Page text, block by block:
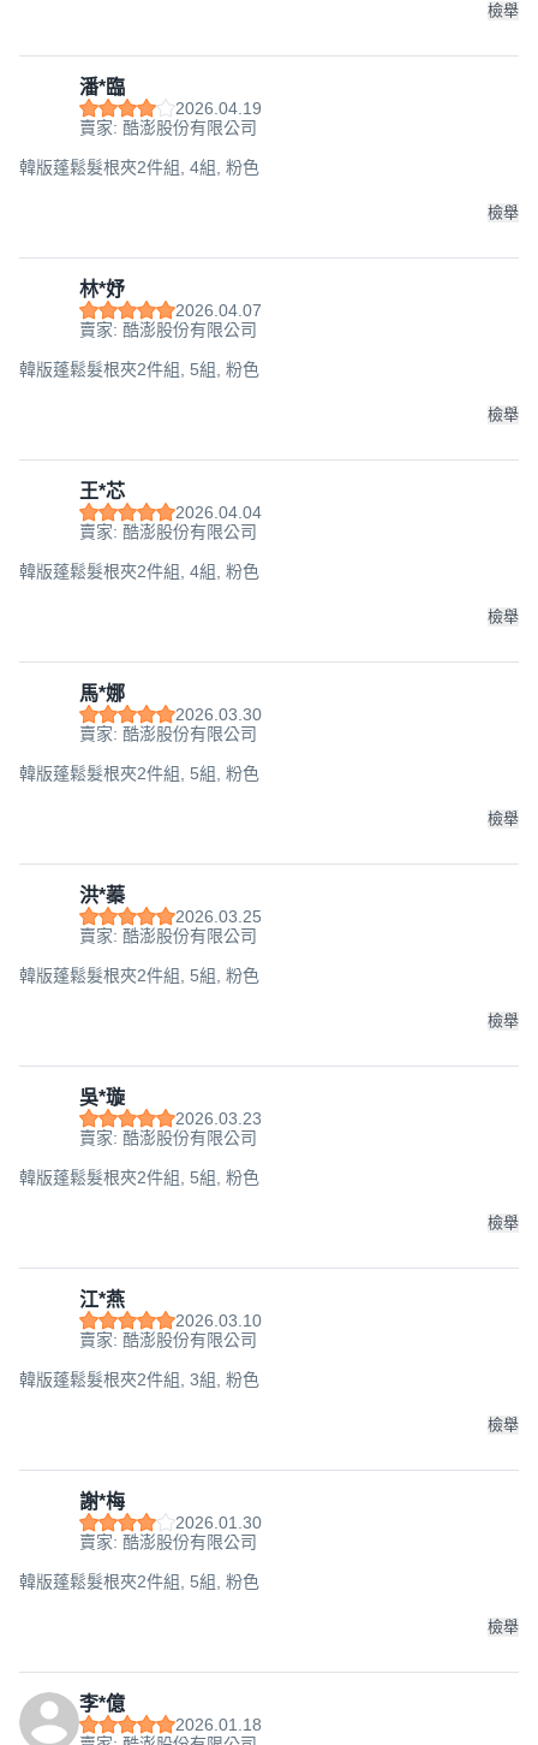
檢舉
潘*臨
2026.04.19
賣家: 酷澎股份有限公司
韓版蓬鬆髮根夾2件組, 4組, 粉色
檢舉
林*妤
2026.04.07
賣家: 酷澎股份有限公司
韓版蓬鬆髮根夾2件組, 5組, 粉色
檢舉
王*芯
2026.04.04
賣家: 酷澎股份有限公司
韓版蓬鬆髮根夾2件組, 4組, 粉色
檢舉
馬*娜
2026.03.30
賣家: 酷澎股份有限公司
韓版蓬鬆髮根夾2件組, 5組, 粉色
檢舉
洪*蓁
2026.03.25
賣家: 酷澎股份有限公司
韓版蓬鬆髮根夾2件組, 5組, 粉色
檢舉
吳*璇
2026.03.23
賣家: 酷澎股份有限公司
韓版蓬鬆髮根夾2件組, 5組, 粉色
檢舉
江*燕
2026.03.10
賣家: 酷澎股份有限公司
韓版蓬鬆髮根夾2件組, 3組, 粉色
檢舉
謝*梅
2026.01.30
賣家: 酷澎股份有限公司
韓版蓬鬆髮根夾2件組, 5組, 粉色
檢舉
李*億
2026.01.18